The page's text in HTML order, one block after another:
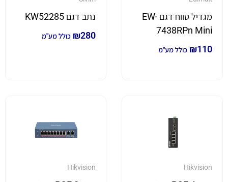
מגדיל טווח דגם EW-
7438RPn Mini
₪110 כולל מע"מ
נתב דגם KW52285
₪280 כולל מע"מ
Hikvision
Hikvision